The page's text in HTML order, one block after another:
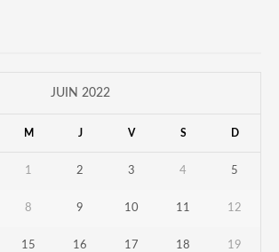
JUIN 2022
M J V S D
1 2 3 4 5
8 9 10 11 12
15 16 17 18 19